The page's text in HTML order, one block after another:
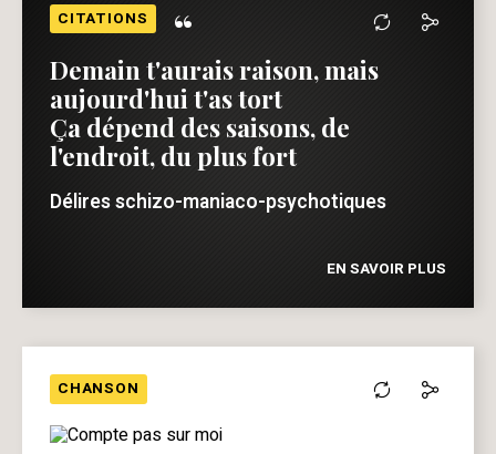
CITATIONS “
Demain t'aurais raison, mais
aujourd'hui t'as tort
Ça dépend des saisons, de
l'endroit, du plus fort
Délires schizo-maniaco-psychotiques
EN SAVOIR PLUS
CHANSON